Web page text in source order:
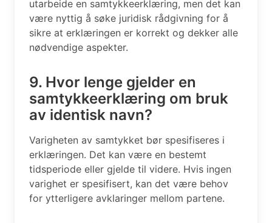
utarbeide en samtykkeerklæring, men det kan
være nyttig å søke juridisk rådgivning for å
sikre at erklæringen er korrekt og dekker alle
nødvendige aspekter.
9. Hvor lenge gjelder en
samtykkeerklæring om bruk
av identisk navn?
Varigheten av samtykket bør spesifiseres i
erklæringen. Det kan være en bestemt
tidsperiode eller gjelde til videre. Hvis ingen
varighet er spesifisert, kan det være behov
for ytterligere avklaringer mellom partene.